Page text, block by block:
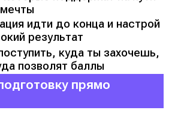
идти до конца и настрой
результат
куда ты захочешь,
позволят баллы
прямо